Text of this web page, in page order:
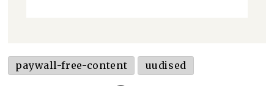
paywall-free-content uudised